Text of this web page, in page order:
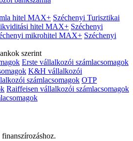
hitel MAX+ Széchenyi Turisztikai
hitel MAX+ Széchenyi
mikrohitel MAX+ Széchenyi
szerint
Erste vállalkozói számlacsomagok
K&H vállalkozói
számlacsomagok OTP
Raiffeisen vállalkozói számlacsomagok